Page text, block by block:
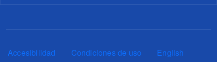
Pie de página
Accesibilidad Condiciones de uso
English